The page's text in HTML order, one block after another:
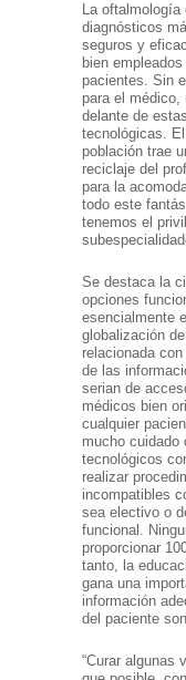
La
diagnósticos
seguros y
bien
pacientes. Sin
para el médico,
delante de
tecnológicas.
población trae
reciclaje del
para la
todo este
tenemos el
Se destaca la
opciones
esencialmente
globalización
relacionada
de las
serian de
médicos bien
cualquier
mucho cuidado
tecnológicos
realizar
incompatibles
sea electivo o
funcional.
proporcionar
tanto, la
gana una
información
del paciente
“Curar algunas